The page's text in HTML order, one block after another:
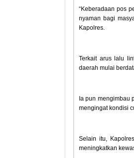
“Keberadaan pos
nyaman bagi
Kapolres.
Terkait arus lalu
daerah mulai
Ia pun mengimbau
mengingat kondisi
Selain itu,
meningkatkan